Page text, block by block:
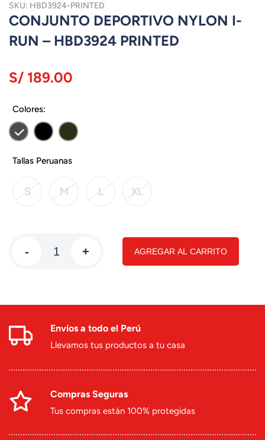
SKU: HBD3924-PRINTED
CONJUNTO DEPORTIVO NYLON I-
RUN – HBD3924 PRINTED
S/ 189.00
Colores:
Tallas Peruanas
S M L XL
- + AGREGAR AL CARRITO
Envíos a todo el Perú
Llevamos tus productos a tu casa
Compras Seguras
Tus compras están 100% protegidas